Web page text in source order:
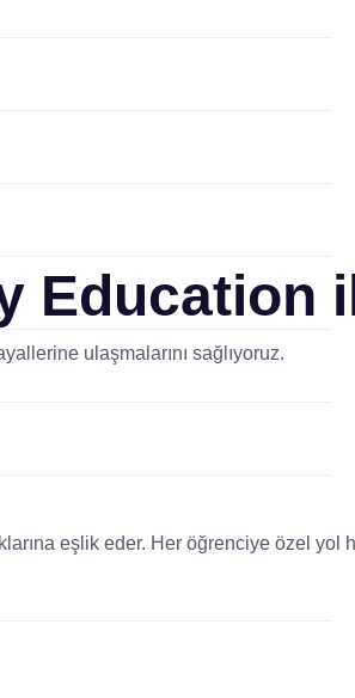
Education
ulaşmalarını sağlıyoruz.
eşlik eder. Her öğrenciye özel yol